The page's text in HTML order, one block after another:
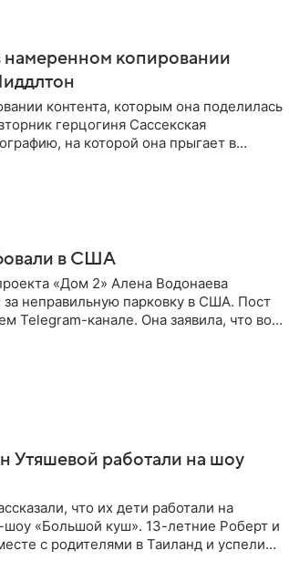
копировании
контента, которым она поделилась
герцогиня Сассекская
на которой она прыгает в
в США
«Дом 2» Алена Водонаева
за неправильную парковку в США. Пост
Telegram-канале. Она заявила, что во
Утяшевой работали на шоу
что их дети работали на
шоу «Большой куш». 13-летние Роберт и
с родителями в Таиланд и успели